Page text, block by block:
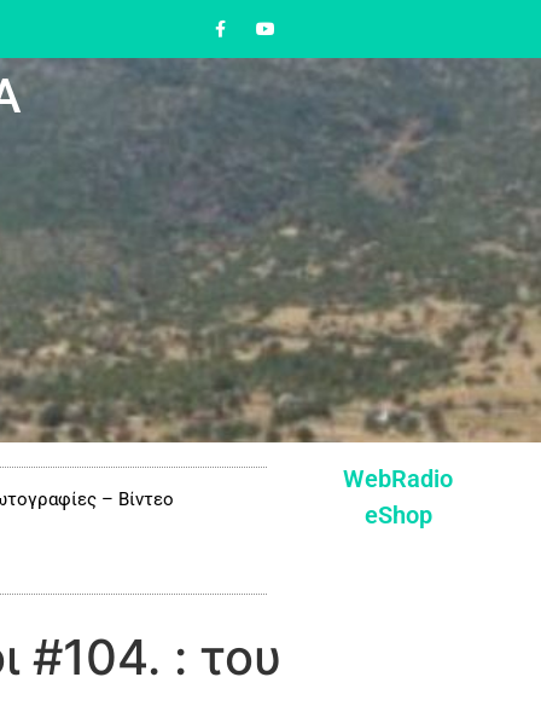
– Βίντεο
WebRadio
eShop
#104. : του